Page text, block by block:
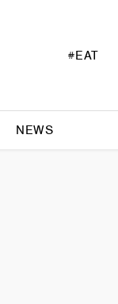
#EAT
NEWS